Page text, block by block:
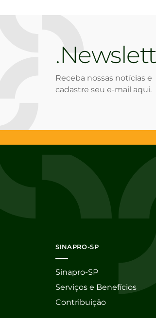
Receba nossas notícias e
cadastre seu e-mail aqui.
SINAPRO-SP
Sinapro-SP
Serviços e Benefícios
Contribuição